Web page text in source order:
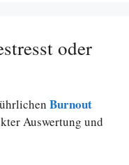
oder
Burnout
Auswertung und